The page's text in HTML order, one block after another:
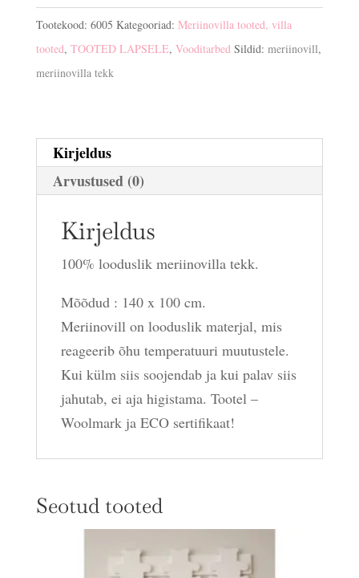
tekk
kogus
Tootekood: 6005 Kategooriad: Meriinovilla tooted, villa
tooted, TOOTED LAPSELE, Vooditarbed Sildid: meriinovill,
meriinovilla tekk
Kirjeldus
Arvustused (0)
Kirjeldus
100% looduslik meriinovilla tekk.
Mõõdud : 140 x 100 cm.
Meriinovill on looduslik materjal, mis
reageerib õhu temperatuuri muutustele.
Kui külm siis soojendab ja kui palav siis
jahutab, ei aja higistama. Tootel –
Woolmark ja ECO sertifikaat!
Seotud tooted